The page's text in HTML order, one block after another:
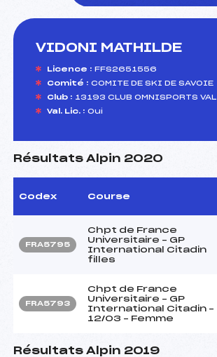
VIDONI MATHILDE
Licence : FFS2651556
Comité : COMITE DE SKI DE SAVOIE
Club : 13193 CLUB OMNISPORTS VAL
Val. Lic. : Oui
Résultats Alpin 2020
Codex Course
FRA5795
Chpt de France
Universitaire – GP
International Citadin
filles
FRA5793
Chpt de France
Universitaire – GP
International Citadin –
12/03 – Femme
Résultats Alpin 2019